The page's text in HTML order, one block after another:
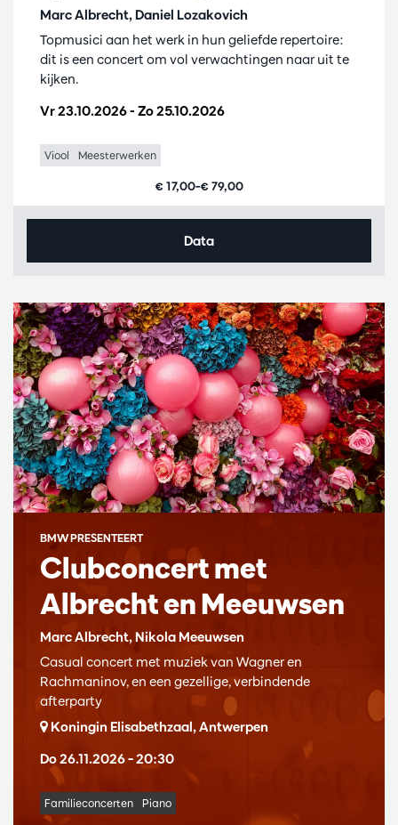
Marc Albrecht, Daniel Lozakovich
Vr 23.10.2026- Zo 25.10.2026
Topmusici aan het werk in hun geliefde repertoire:
dit is een concert om vol verwachtingen naar uit te
kijken.
Viool Meesterwerken
€ 17,00–€ 79,00
Data
Clubconcert met
Albrecht en Meeuwsen
Marc Albrecht, Nikola Meeuwsen
BMW PRESENTEERT
Do 26.11.2026– 20:30
Casual concert met muziek van Wagner en
Rachmaninov, en een gezellige, verbindende
afterparty
Koningin Elisabethzaal, Antwerpen
Familieconcerten Piano